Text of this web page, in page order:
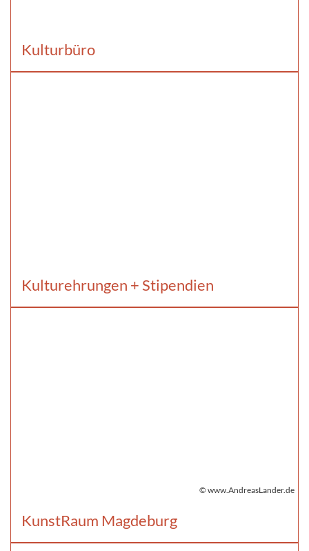
Kulturbüro
Kulturehrungen + Stipendien
© www.AndreasLander.de
KunstRaum Magdeburg